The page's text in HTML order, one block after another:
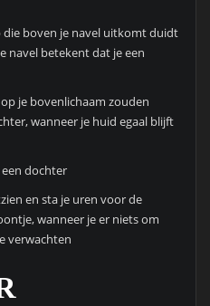
die boven je navel uitkomt duidt
navel betekent dat je een
je bovenlichaam zouden
wanneer je huid egaal blijft
dochter
en sta je uren voor de
wanneer je er niets om
verwachten